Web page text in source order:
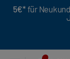
5€* für